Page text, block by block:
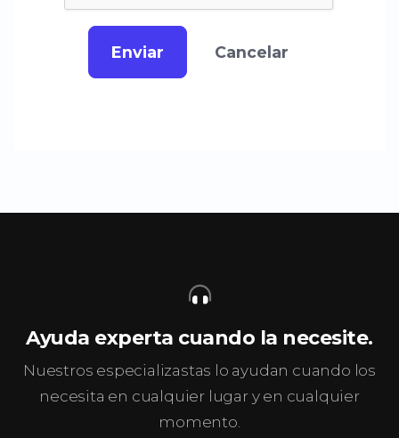
Enviar Cancelar
Ayuda experta cuando la necesite.
Nuestros especializastas lo ayudan cuando los
necesita en cualquier lugar y en cualquier
momento.